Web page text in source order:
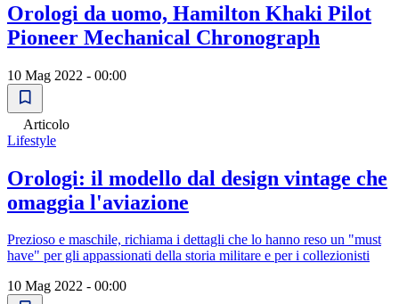
Orologi da uomo, Hamilton Khaki Pilot
Pioneer Mechanical Chronograph
10 Mag 2022 - 00:00
Articolo
Lifestyle
Orologi: il modello dal design vintage che
omaggia l'aviazione
Prezioso e maschile, richiama i dettagli che lo hanno reso un "must
have" per gli appassionati della storia militare e per i collezionisti
10 Mag 2022 - 00:00